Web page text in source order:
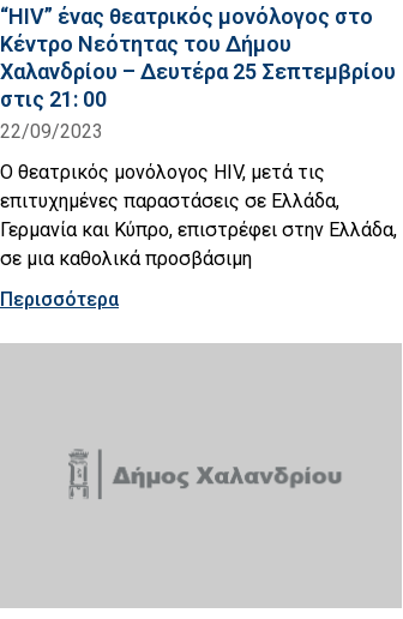
“HIV” ένας θεατρικός μονόλογος στο
Κέντρο Νεότητας του Δήμου
Χαλανδρίου – Δευτέρα 25 Σεπτεμβρίου
στις 21: 00
22/09/2023
Ο θεατρικός μονόλογος HIV, μετά τις
επιτυχημένες παραστάσεις σε Ελλάδα,
Γερμανία και Κύπρο, επιστρέφει στην Ελλάδα,
σε μια καθολικά προσβάσιμη
Περισσότερα